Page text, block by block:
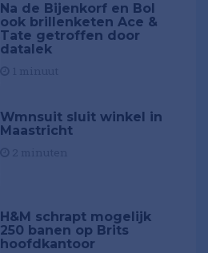
Na de Bijenkorf en Bol
ook brillenketen Ace &
Tate getroffen door
datalek
Wmnsuit sluit winkel in
Maastricht
H&M schrapt mogelijk
250 banen op Brits
hoofdkantoor